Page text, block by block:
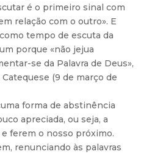
é o primeiro sinal com
relação com o outro». E
tempo de escuta da
porque «não jejua
se da Palavra de Deus»,
(9 de março de
forma de abstinência
apreciada, ou seja, a
ferem o nosso próximo.
renunciando às palavras